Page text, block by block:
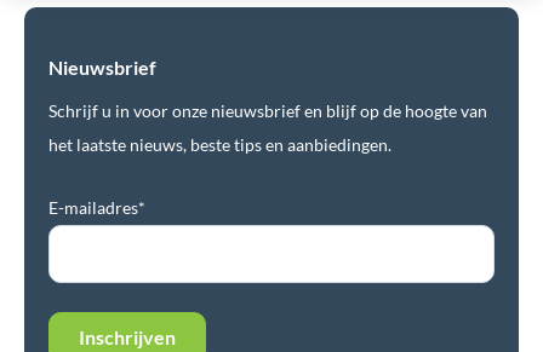
Nieuwsbrief
Schrijf u in voor onze nieuwsbrief en blijf op de hoogte van
het laatste nieuws, beste tips en aanbiedingen.
E-mailadres*